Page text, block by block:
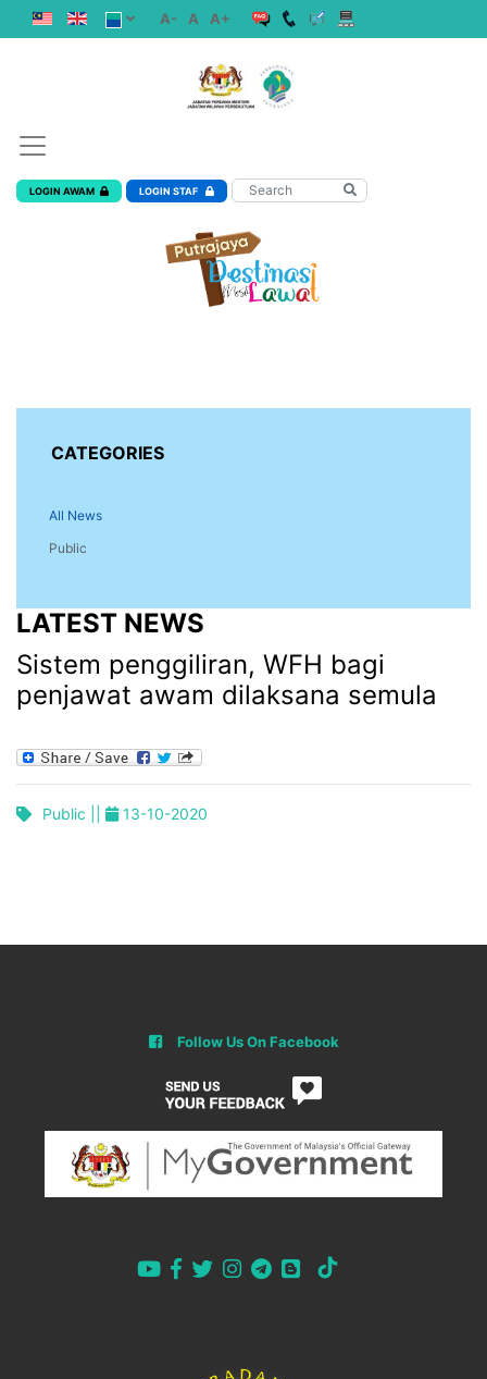
A- A A+
LOGIN AWAM LOGIN STAF
CATEGORIES
All News
Public
LATEST NEWS
Sistem penggiliran, WFH bagi
penjawat awam dilaksana semula
Public || 13-10-2020
Follow Us On Facebook